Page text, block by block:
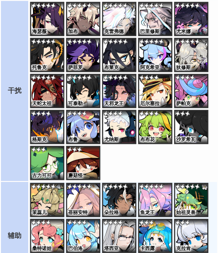
干扰
海瑟薇 加布 克雷弗德 巴里修斯 尤米娜
托鲁克 萨菲罗 布莱克 阿克希亚 狄修斯
天蛇太祖 可泰勒 天邪龙王 厄尔塞拉 萨帕克
格斯克 布鲁 尤纳斯 布布花 沙罗希瓦
古力可可 蘑菇怪
辅助
茉蕊儿 蓓丽安特 朵拉格 鱼龙王 始祖灵兽
桑特诺娃 巴伯洛 塔西亚 卡西露 克拉肯